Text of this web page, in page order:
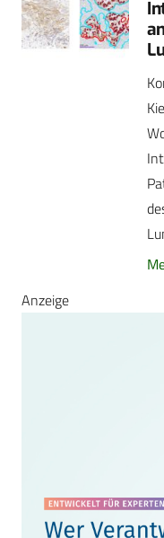
Anzeige